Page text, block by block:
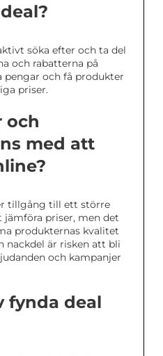
söka efter och ta del
och rabatterna på
pengar och få produkter
priser.
och
med att
tillgång till ett större
priser, men det
produkternas kvalitet
nackdel är risken att bli
och kampanjer
fynda deal